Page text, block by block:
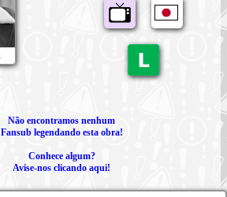
Não encontramos nenhum
Fansub legendando esta obra!
Conhece algum?
Avise-nos clicando aqui!